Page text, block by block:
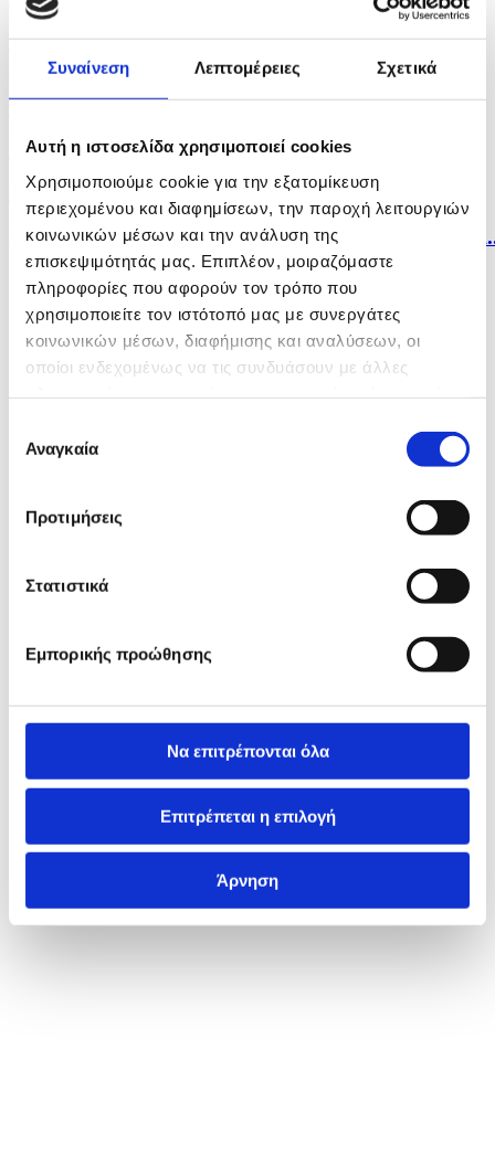
Συναίνεση Λεπτομέρειες Σχετικά
Αυτή η ιστοσελίδα χρησιμοποιεί cookies
Χρησιμοποιούμε cookie για την εξατομίκευση
περιεχομένου και διαφημίσεων, την παροχή λειτουργιών
κοινωνικών μέσων και την ανάλυση της
επισκεψιμότητάς μας. Επιπλέον, μοιραζόμαστε
πληροφορίες που αφορούν τον τρόπο που
χρησιμοποιείτε τον ιστότοπό μας με συνεργάτες
κοινωνικών μέσων, διαφήμισης και αναλύσεων, οι
οποίοι ενδεχομένως να τις συνδυάσουν με άλλες
των υπηρεσιών τους.
συγκατάθεσης
Αναγκαία
Προτιμήσεις
Στατιστικά
Εμπορικής προώθησης
Να επιτρέπονται όλα
Επιτρέπεται η επιλογή
Άρνηση
Απεβίωσε ο βετεράνος του Β' Παγκοσμίου και
αγωνιστής...
Μυστηριώδεις θάνατοι ταράνδων στο αρχιπέλαγος...
πριν 32 λεπτά
Εννέα χώρες απορρίπτουν τον ρωσικό ισχυρισμό